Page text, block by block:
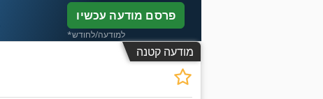
פרסם מודעה עכשיו
*למודעה/לחודש
מודעה קטנה